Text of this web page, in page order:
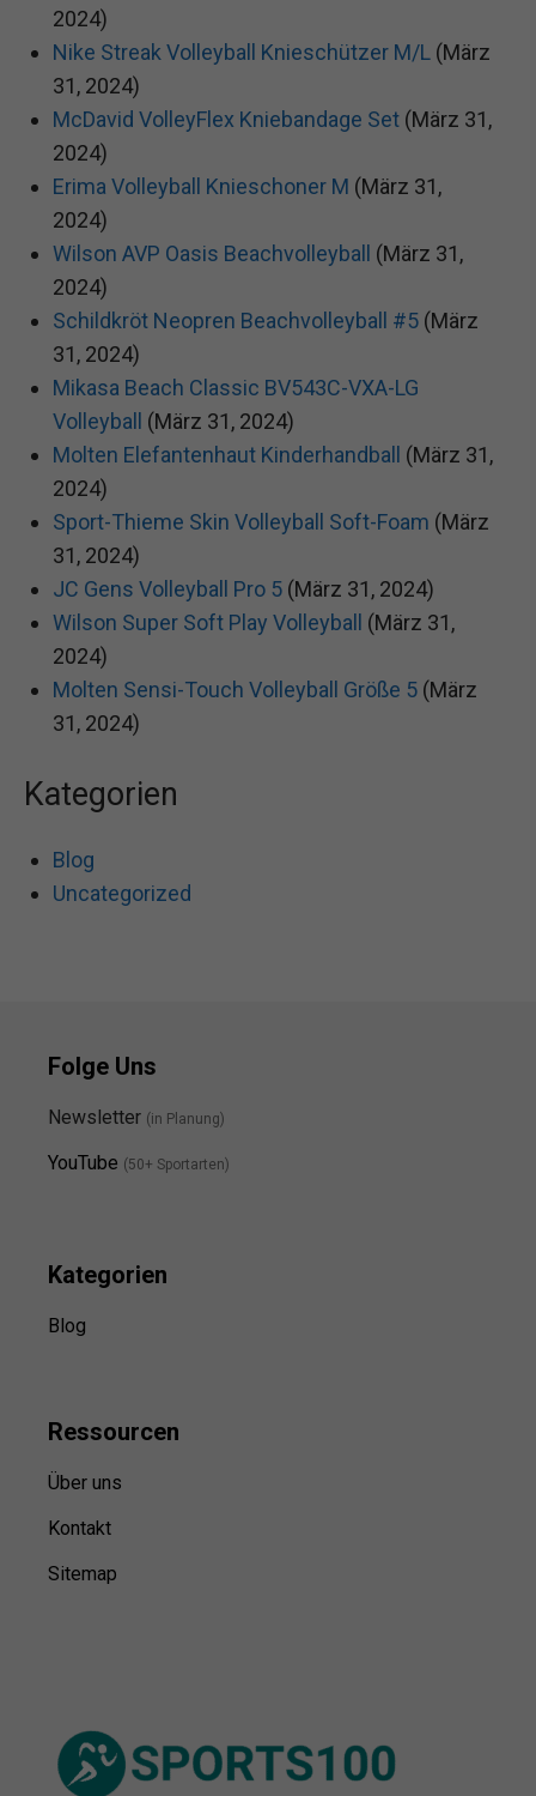
2024)
Nike Streak Volleyball Knieschützer M/L (März
31, 2024)
McDavid VolleyFlex Kniebandage Set (März 31,
2024)
Erima Volleyball Knieschoner M (März 31,
2024)
Wilson AVP Oasis Beachvolleyball
(März 31,
2024)
Schildkröt Neopren Beachvolleyball #5 (März
31, 2024)
Mikasa Beach Classic BV543C-VXA-LG
Volleyball
(März 31, 2024)
Molten Elefantenhaut Kinderhandball
(März 31,
2024)
Sport-Thieme Skin Volleyball Soft-Foam (März
31, 2024)
JC Gens Volleyball Pro 5 (März 31, 2024)
Wilson Super Soft Play Volleyball
(März 31,
2024)
Molten Sensi-Touch Volleyball Größe 5 (März
31, 2024)
Kategorien
Blog
Uncategorized
Folge Uns
Newsletter (in Planung)
YouTube (50+ Sportarten)
Kategorien
Blog
Ressourcen
Über uns
Kontakt
Sitemap